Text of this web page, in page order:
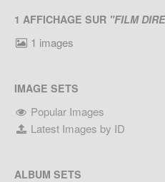
1 AFFICHAGE SUR "FILM
1 images
IMAGE SETS
Popular Images
Latest Images by ID
ALBUM SETS